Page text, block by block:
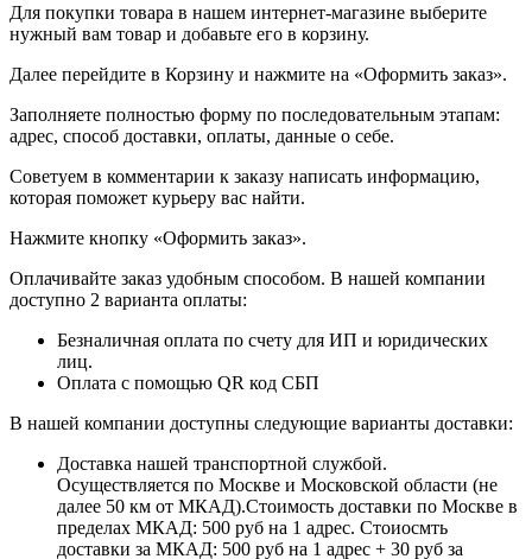
Для покупки товара в нашем интернет-магазине выберите
нужный вам товар и добавьте его в корзину.
Далее перейдите в Корзину и нажмите на «Оформить заказ».
​​​​​​​Заполняете полностью форму по последовательным этапам:
адрес, способ доставки, оплаты, данные о себе.
​​​​​​​Советуем в комментарии к заказу написать информацию,
которая поможет курьеру вас найти.
​​​​​​​Нажмите кнопку «Оформить заказ».
Оплачивайте заказ удобным способом. В нашей компании
доступно 2 варианта оплаты:
Безналичная оплата по счету для ИП и юридических
лиц.
Оплата с помощью QR код СБП
В нашей компании доступны следующие варианты доставки:
Доставка нашей транспортной службой.
Осуществляется по Москве и Московской области (не
далее 50 км от МКАД).Стоимость доставки по Москве в
пределах МКАД: 500 руб на 1 адрес. Стоиосмть
доставки за МКАД: 500 руб на 1 адрес + 30 руб за